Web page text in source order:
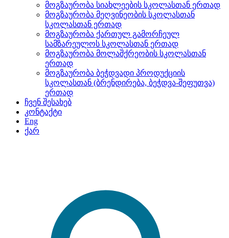
მოგზაურობა სიახლეების სკოლასთან ერთად
მოგზაურობა მეღვინეობის სკოლასთან
სკოლასთან ერთად
მოგზაურობა ქართულ გამორჩეულ
სამზარეულოს სკოლასთან ერთად
მოგზაურობა მოლაშქრეობის სკოლასთან
ერთად
მოგზაურობა ბეჭდვადი პროდუქციის
სკოლასთან (ბრენდირება, ბეჭდვა-შეფუთვა)
ერთად
ჩვენ შესახებ
კონტაქტი
Eng
ქარ